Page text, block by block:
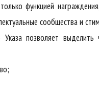
функцией
сообщества и
Указа позволяет